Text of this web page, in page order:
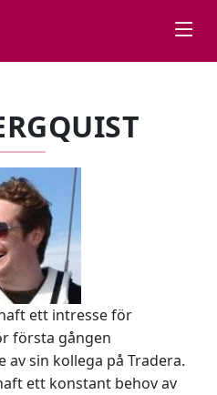
ett intresse för
första gången
sin kollega på Tradera.
ett konstant behov av